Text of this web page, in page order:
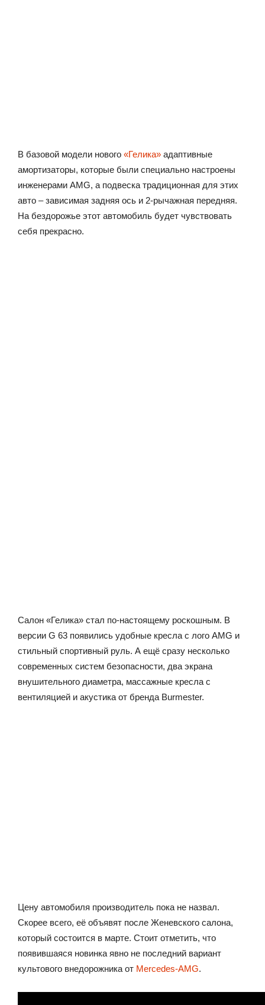
В базовой модели нового «Гелика» адаптивные
амортизаторы, которые были специально настроены
инженерами AMG, а подвеска традиционная для этих
авто – зависимая задняя ось и 2-рычажная передняя.
На бездорожье этот автомобиль будет чувствовать
себя прекрасно.
Салон «Гелика» стал по-настоящему роскошным. В
версии G 63 появились удобные кресла с лого AMG и
стильный спортивный руль. А ещё сразу несколько
современных систем безопасности, два экрана
внушительного диаметра, массажные кресла с
вентиляцией и акустика от бренда Burmester.
Цену автомобиля производитель пока не назвал.
Скорее всего, её объявят после Женевского салона,
который состоится в марте. Стоит отметить, что
появившаяся новинка явно не последний вариант
культового внедорожника от Mercedes-AMG.